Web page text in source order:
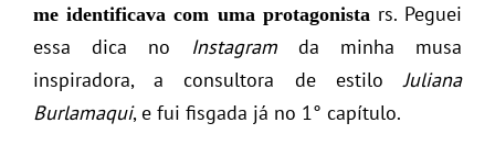
me identificava com uma protagonistars. Peguei
essa dica no Instagram da minha musa
inspiradora, a consultora de estiloJuliana
Burlamaqui, e fui fisgada já no 1° capítulo.